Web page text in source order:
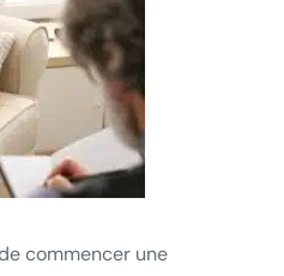
commencer une